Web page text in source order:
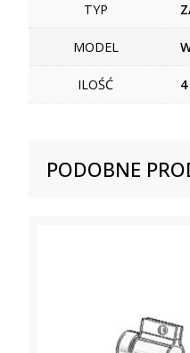
TYP
MODEL
ILOŚĆ 4
PODOBNE